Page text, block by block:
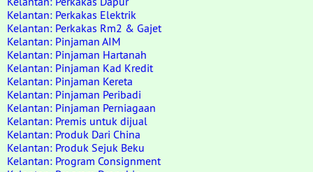
Kelantan: Perkakas Elektrik
Kelantan: Perkakas Rm2 & Gajet
Kelantan: Pinjaman AIM
Kelantan: Pinjaman Hartanah
Kelantan: Pinjaman Kad Kredit
Kelantan: Pinjaman Kereta
Kelantan: Pinjaman Peribadi
Kelantan: Pinjaman Perniagaan
Kelantan: Premis untuk dijual
Kelantan: Produk Dari China
Kelantan: Produk Sejuk Beku
Kelantan: Program Consignment